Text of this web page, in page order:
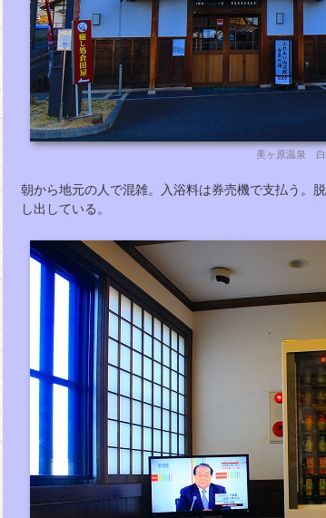
美ヶ原温泉 白
朝から地元の人で混雑。入浴料は券売機で支払う。
し出している。